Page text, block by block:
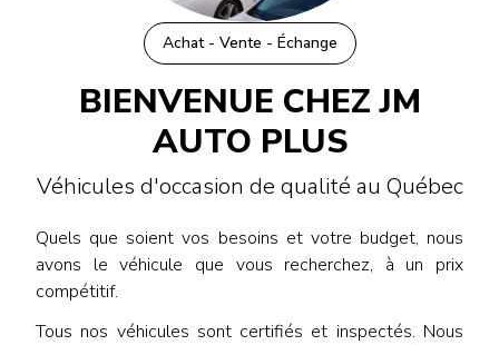
Achat - Vente - Échange
BIENVENUE CHEZJM
AUTO PLUS
Véhicules d'occasion de qualité au Québec
Quels que soient vos besoins et votre budget, nous
avons le véhicule que vous recherchez, à un prix
compétitif.
Tous nos véhicules sont certifiés et inspectés. Nous